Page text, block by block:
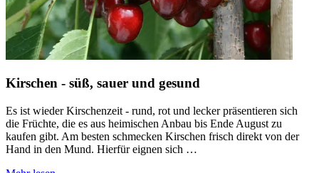
Kirschen - süß, sauer und gesund
Es ist wieder Kirschenzeit - rund, rot und lecker präsentieren sich
die Früchte, die es aus heimischen Anbau bis Ende August zu
kaufen gibt. Am besten schmecken Kirschen frisch direkt von der
Hand in den Mund. Hierfür eignen sich …